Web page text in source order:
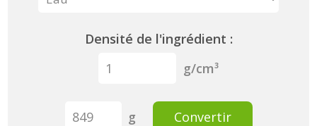
Densité de l'ingrédient :
g/cm³
g Convertir